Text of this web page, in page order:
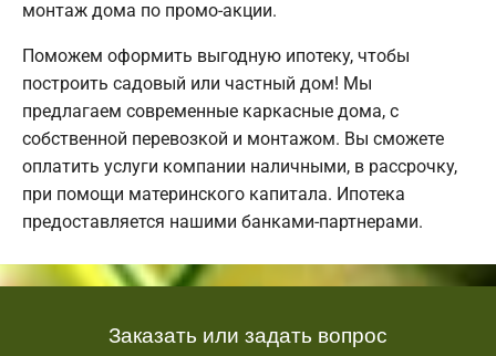
монтаж дома по промо-акции.
Поможем оформить выгодную ипотеку, чтобы
построить садовый или частный дом! Мы
предлагаем современные каркасные дома, с
собственной перевозкой и монтажом. Вы сможете
оплатить услуги компании наличными, в рассрочку,
при помощи материнского капитала. Ипотека
предоставляется нашими банками-партнерами.
Заказать или задать вопрос